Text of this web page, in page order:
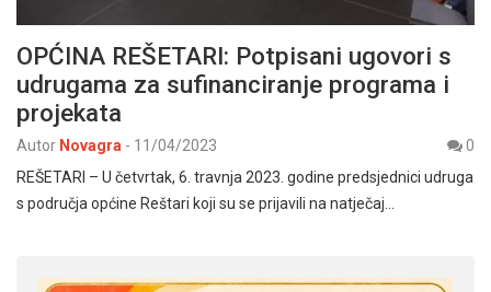
OPĆINA REŠETARI: Potpisani ugovori s
udrugama za sufinanciranje programa i
projekata
Autor Novagra - 11/04/2023
0
REŠETARI – U četvrtak, 6. travnja 2023. godine predsjednici udruga
s područja općine Reštari koji su se prijavili na natječaj…